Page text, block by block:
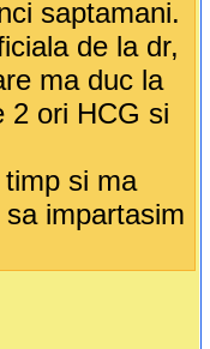
saptamani.
de la dr,
ma duc la
2 ori HCG si
si ma
impartasim